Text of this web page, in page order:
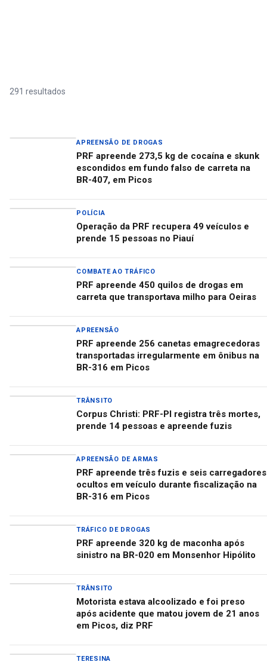
291 resultados
APREENSÃO DE DROGAS
PRF apreende 273,5 kg de cocaína e skunk
escondidos em fundo falso de carreta na
BR-407, em Picos
POLÍCIA
Operação da PRF recupera 49 veículos e
prende 15 pessoas no Piauí
COMBATE AO TRÁFICO
PRF apreende 450 quilos de drogas em
carreta que transportava milho para Oeiras
APREENSÃO
PRF apreende 256 canetas emagrecedoras
transportadas irregularmente em ônibus na
BR-316 em Picos
TRÂNSITO
Corpus Christi: PRF-PI registra três mortes,
prende 14 pessoas e apreende fuzis
APREENSÃO DE ARMAS
PRF apreende três fuzis e seis carregadores
ocultos em veículo durante fiscalização na
BR-316 em Picos
TRÁFICO DE DROGAS
PRF apreende 320 kg de maconha após
sinistro na BR-020 em Monsenhor Hipólito
TRÂNSITO
Motorista estava alcoolizado e foi preso
após acidente que matou jovem de 21 anos
em Picos, diz PRF
TERESINA